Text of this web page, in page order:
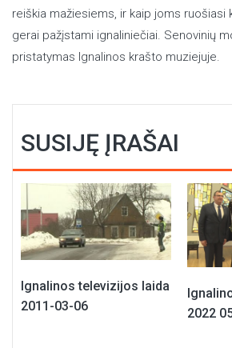
reiškia mažiesiems, ir kaip joms ruošiasi
gerai pažįstami ignaliniečiai. Senovinių
pristatymas Ignalinos krašto muziejuje.
SUSIJĘ ĮRAŠAI
Ignalinos televizijos laida
2011-03-06
2022